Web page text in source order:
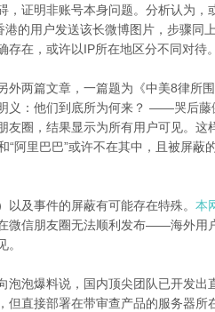
，证明非账号本身问题。分析认为
的用户发送该长微博图片，步骤同
在，或许以IP所在地区分不同对待。
外两篇文章，一篇题为《中美8律所
义：他们到底所为何来？ ——哭后藤
友圈，结果显示为所有用户可见。这
“阿里巴巴”或许不在其中，且被屏蔽
及事件的屏蔽有可能存在特殊。 本
微信朋友圈无法顺利发布——海外用
泡泡爆料说，国内顶尖团队已开发出
直接部署在带审查产品的服务器所